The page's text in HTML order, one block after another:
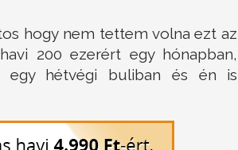
hogy nem tettem volna ezt az
200 ezerért egy hónapban,
egy hétvégi buliban és én is